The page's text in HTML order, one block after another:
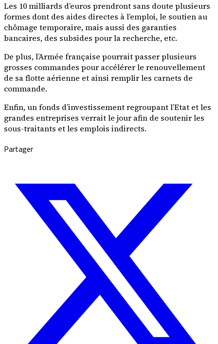
Les 10 milliards d’euros prendront sans doute plusieurs
formes dont des aides directes à l’emploi, le soutien au
chômage temporaire, mais aussi des garanties
bancaires, des subsides pour la recherche, etc.
De plus, l’Armée française pourrait passer plusieurs
grosses commandes pour accélérer le renouvellement
de sa flotte aérienne et ainsi remplir les carnets de
commande.
Enfin, un fonds d’investissement regroupant l’Etat et les
grandes entreprises verrait le jour afin de soutenir les
sous-traitants et les emplois indirects.
Partager